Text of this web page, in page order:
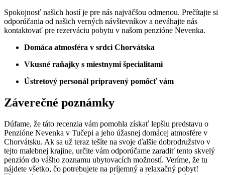
Spokojnosť našich hostí je pre nás najväčšou odmenou. Prečítajte si
odporúčania od našich verných návštevníkov a neváhajte nás
kontaktovať pre rezerváciu pobytu v našom penzióne Nevenka.
Domáca atmosféra v srdci Chorvátska
Vkusné raňajky s miestnymi špecialitami
Ústretový personál pripravený pomôcť vám
Záverečné poznámky
Dúfame, že táto recenzia vám pomohla získať lepšiu predstavu o
Penzióne Nevenka v Tučepi a jeho úžasnej domácej atmosfére v
Chorvátsku. Ak sa už teraz tešíte na svoje ďalšie dobrodružstvo v
tejto malebnej krajine, určite vám odporúčame zaradiť tento skvelý
penzión do vášho zoznamu ubytovacích možností. Veríme, že tu
nájdete všetko, čo potrebujete na príjemný a relaxačný pobyt!